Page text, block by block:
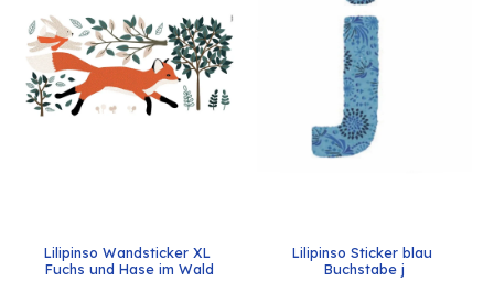
Lilipinso Wandsticker XL
Fuchs und Hase im Wald
Lilipinso Sticker blau
Buchstabe j